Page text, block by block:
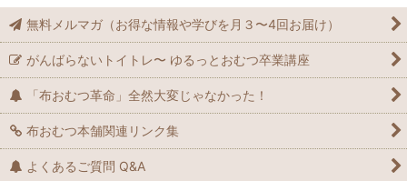
無料メルマガ（お得な情報や学びを月３〜4回お届け）
がんばらないトイトレ〜 ゆるっとおむつ卒業講座
「布おむつ革命」全然大変じゃなかった！
布おむつ本舗関連リンク集
よくあるご質問 Q&A